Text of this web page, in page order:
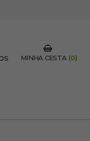
MINHA CESTA (0)